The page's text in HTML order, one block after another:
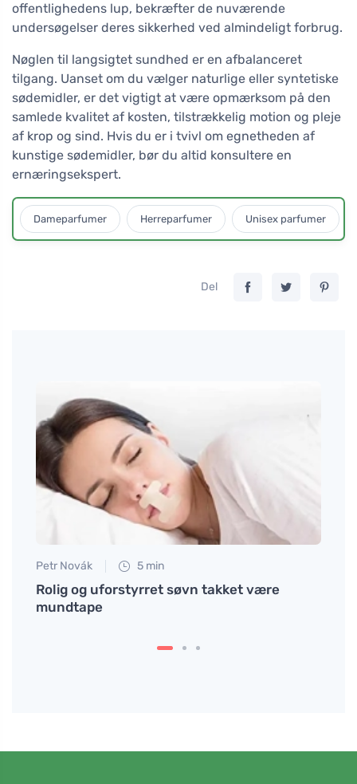
offentlighedens lup, bekræfter de nuværende
undersøgelser deres sikkerhed ved almindeligt forbrug.
Nøglen til langsigtet sundhed er en afbalanceret
tilgang. Uanset om du vælger naturlige eller syntetiske
sødemidler, er det vigtigt at være opmærksom på den
samlede kvalitet af kosten, tilstrækkelig motion og pleje
af krop og sind. Hvis du er i tvivl om egnetheden af
kunstige sødemidler, bør du altid konsultere en
ernæringsekspert.
Dameparfumer Herreparfumer Unisex parfumer
Del
Petr Novák 5 min
Rolig og uforstyrret søvn takket være
mundtape